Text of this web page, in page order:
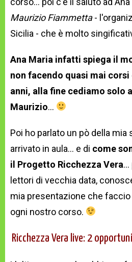
Maurizio Fiammetta-
Sicilia - che è molto
Ana Maria infatti spiega il
non facendo quasi mai
anni, alla fine cediamo solo
Maurizio...
Poi ho parlato un pò della mia
arrivato in aula... e di come
il Progetto Ricchezza Vera
lettori di vecchia data,
mia presentazione che
ogni nostro corso.
Ricchezza Vera live: 2